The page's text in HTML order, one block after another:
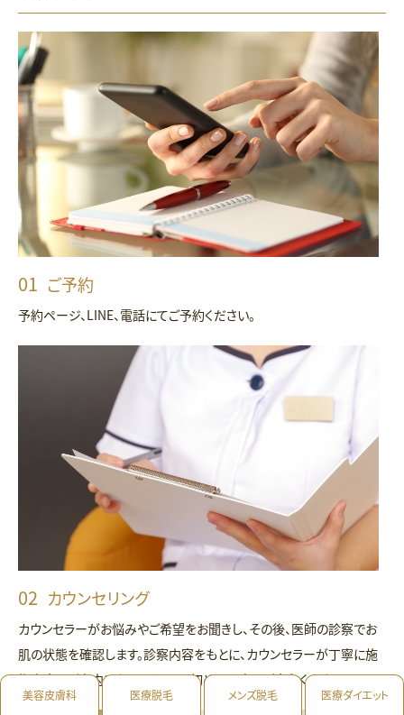
ご予約
予約ページ、LINE、電話にてご予約ください。
カウンセリング
カウンセラーがお悩みやご希望をお聞きし、その後、医師の診察でお
肌の状態を確認します。診察内容をもとに、カウンセラーが丁寧に施
術内容をご案内いたしますので、初めての方もご安心ください。
美容皮膚科 医療脱毛 メンズ脱毛 医療ダイエット